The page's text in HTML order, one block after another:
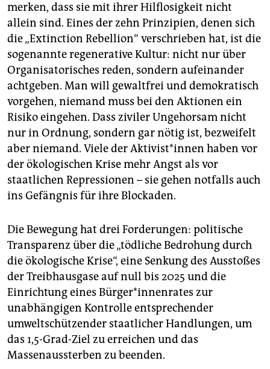
merken, dass sie mit ihrer Hilflosigkeit nicht
allein sind. Eines der zehn Prinzipien, denen sich
die „Extinction Rebellion“ verschrieben hat, ist die
sogenannte regenerative Kultur: nicht nur über
Organisatorisches reden, sondern aufeinander
achtgeben. Man will gewaltfrei und demokratisch
vorgehen, niemand muss bei den Aktionen ein
Risiko eingehen. Dass ziviler Ungehorsam nicht
nur in Ordnung, sondern gar nötig ist, bezweifelt
aber niemand. Viele der Aktivist*innen haben vor
der ökologischen Krise mehr Angst als vor
staatlichen Repressionen – sie gehen notfalls auch
ins Gefängnis für ihre Blockaden.
Die Bewegung hat drei Forderungen: politische
Transparenz über die „tödliche Bedrohung durch
die ökologische Krise“, eine Senkung des Ausstoßes
der Treibhausgase auf null bis 2025 und die
Einrichtung eines Bürger*innenrates zur
unabhängigen Kontrolle entsprechender
umweltschützender staatlicher Handlungen, um
das 1,5-Grad-Ziel zu erreichen und das
Massenaussterben zu beenden.